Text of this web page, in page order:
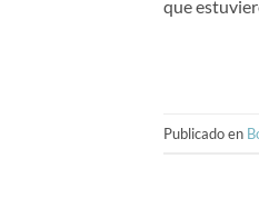
que
Publicado en